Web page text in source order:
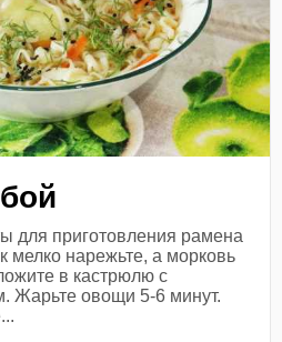
для приготовления рамена
мелко нарежьте, а морковь
в кастрюлю с
Жарьте овощи 5-6 минут.